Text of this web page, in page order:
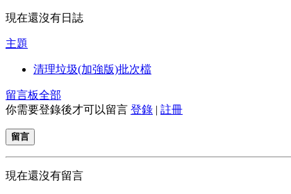
現在還沒有日誌
主題
清理垃圾(加強版)批次檔
留言板全部
你需要登錄後才可以留言 登錄 | 註冊
留言
現在還沒有留言